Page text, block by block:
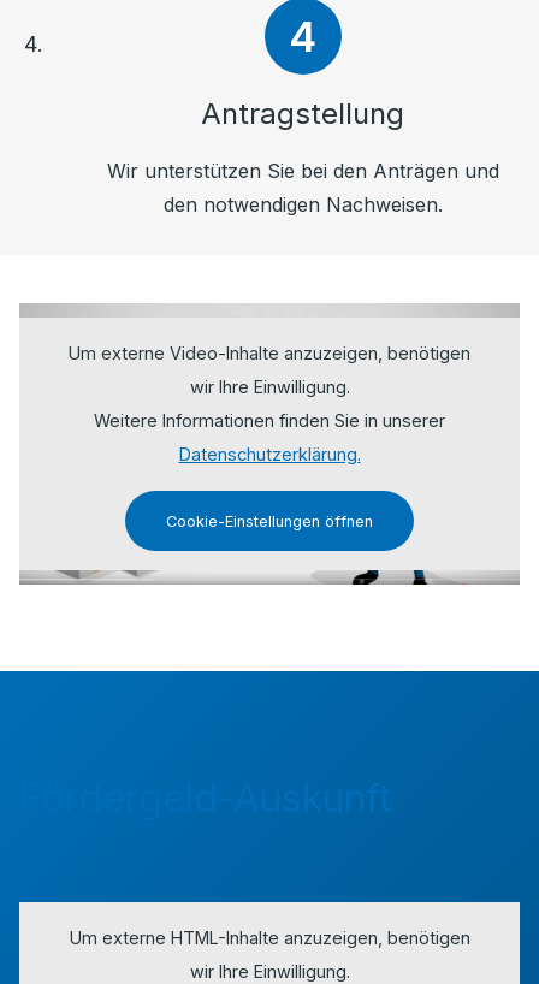
Antragstellung
Wir unterstützen Sie bei den Anträgen und
den notwendigen Nachweisen.
Um externe Video-Inhalte anzuzeigen, benötigen
wir Ihre Einwilligung.
Weitere Informationen finden Sie in unserer
Datenschutzerklärung.
Cookie-Einstellungen öffnen
Um externe HTML-Inhalte anzuzeigen, benötigen
wir Ihre Einwilligung.